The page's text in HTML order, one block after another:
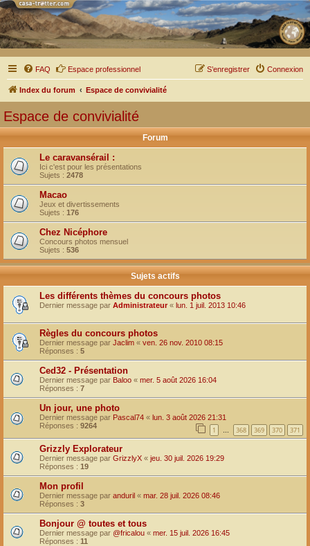
FAQ Espace professionnel Connexion
S’enregistrer
Index du forum Espace de convivialité
Espace de convivialité
Forum
Le caravansérail :
Ici c'est pour les présentations
Sujets : 2478
Macao
Jeux et divertissements
Sujets : 176
Chez Nicéphore
Concours photos mensuel
Sujets : 536
Sujets actifs
Les différents thèmes du concours photos
Dernier message par Administrateur « lun. 1 juil. 2013 10:46
Règles du concours photos
Dernier message par Jaclim « ven. 26 nov. 2010 08:15
Réponses : 5
Ced32 - Présentation
Dernier message par Baloo « mer. 5 août 2026 16:04
Réponses : 7
Un jour, une photo
Dernier message par Pascal74 « lun. 3 août 2026 21:31
Réponses : 9264 1 … 368 369 370 371
Grizzly Explorateur
Dernier message par GrizzlyX « jeu. 30 juil. 2026 19:29
Réponses : 19
Mon profil
Dernier message par anduril « mar. 28 juil. 2026 08:46
Réponses : 3
Bonjour @ toutes et tous
Dernier message par @fricalou « mer. 15 juil. 2026 16:45
Réponses : 11